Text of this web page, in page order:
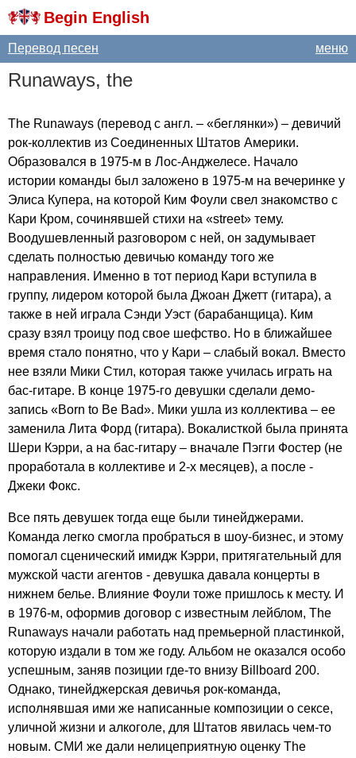
Begin English
меню
Перевод песен
Runaways, the
The Runaways (перевод с англ. – «беглянки») – девичий
рок-коллектив из Соединенных Штатов Америки.
Образовался в 1975-м в Лос-Анджелесе. Начало
истории команды был заложено в 1975-м на вечеринке у
Элиса Купера, на которой Ким Фоули свел знакомство с
Кари Кром, сочинявшей стихи на «street» тему.
Воодушевленный разговором с ней, он задумывает
сделать полностью девичью команду того же
направления. Именно в тот период Кари вступила в
группу, лидером которой была Джоан Джетт (гитара), а
также в ней играла Сэнди Уэст (барабанщица). Ким
сразу взял троицу под свое шефство. Но в ближайшее
время стало понятно, что у Кари – слабый вокал. Вместо
нее взяли Мики Стил, которая также училась играть на
бас-гитаре. В конце 1975-го девушки сделали демо-
запись «Born to Be Bad». Мики ушла из коллектива – ее
заменила Лита Форд (гитара). Вокалисткой была принята
Шери Кэрри, а на бас-гитару – вначале Пэгги Фостер (не
проработала в коллективе и 2-х месяцев), а после -
Джеки Фокс.
Все пять девушек тогда еще были тинейджерами.
Команда легко смогла пробраться в шоу-бизнес, и этому
помогал сценический имидж Кэрри, притягательный для
мужской части агентов - девушка давала концерты в
нижнем белье. Влияние Фоули тоже пришлось к месту. И
в 1976-м, оформив договор с известным лейблом, The
Runaways начали работать над премьерной пластинкой,
которую издали в том же году. Альбом не оказался особо
успешным, заняв позиции где-то внизу Billboard 200.
Однако, тинейджерская девичья рок-команда,
исполнявшая ими же написанные композиции о сексе,
уличной жизни и алкоголе, для Штатов явилась чем-то
новым. СМИ же дали нелицеприятную оценку The